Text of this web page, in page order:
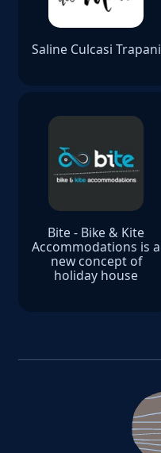
Saline Culcasi Trapani
Bite - Bike & Kite
Accommodations is a
new concept of
holiday house